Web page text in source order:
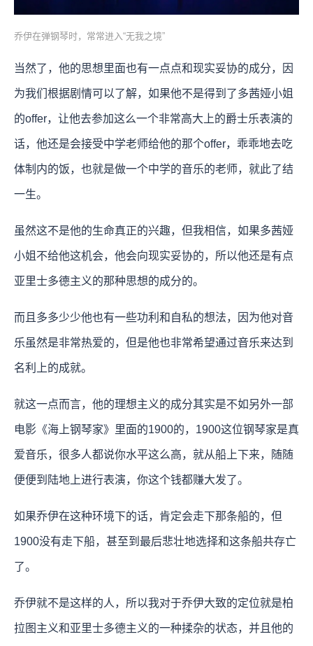
乔伊在弹钢琴时，常常进入“无我之境”
当然了，他的思想里面也有一点点和现实妥协的成分，因
为我们根据剧情可以了解，如果他不是得到了多茜娅小姐
的offer，让他去参加这么一个非常高大上的爵士乐表演的
话，他还是会接受中学老师给他的那个offer，乖乖地去吃
体制内的饭，也就是做一个中学的音乐的老师，就此了结
一生。
虽然这不是他的生命真正的兴趣，但我相信，如果多茜娅
小姐不给他这机会，他会向现实妥协的，所以他还是有点
亚里士多德主义的那种思想的成分的。
而且多多少少他也有一些功利和自私的想法，因为他对音
乐虽然是非常热爱的，但是他也非常希望通过音乐来达到
名利上的成就。
就这一点而言，他的理想主义的成分其实是不如另外一部
电影《海上钢琴家》里面的1900的，1900这位钢琴家是真
爱音乐，很多人都说你水平这么高，就从船上下来，随随
便便到陆地上进行表演，你这个钱都赚大发了。
如果乔伊在这种环境下的话，肯定会走下那条船的，但
1900没有走下船，甚至到最后悲壮地选择和这条船共存亡
了。
乔伊就不是这样的人，所以我对于乔伊大致的定位就是柏
拉图主义和亚里士多德主义的一种揉杂的状态，并且他的